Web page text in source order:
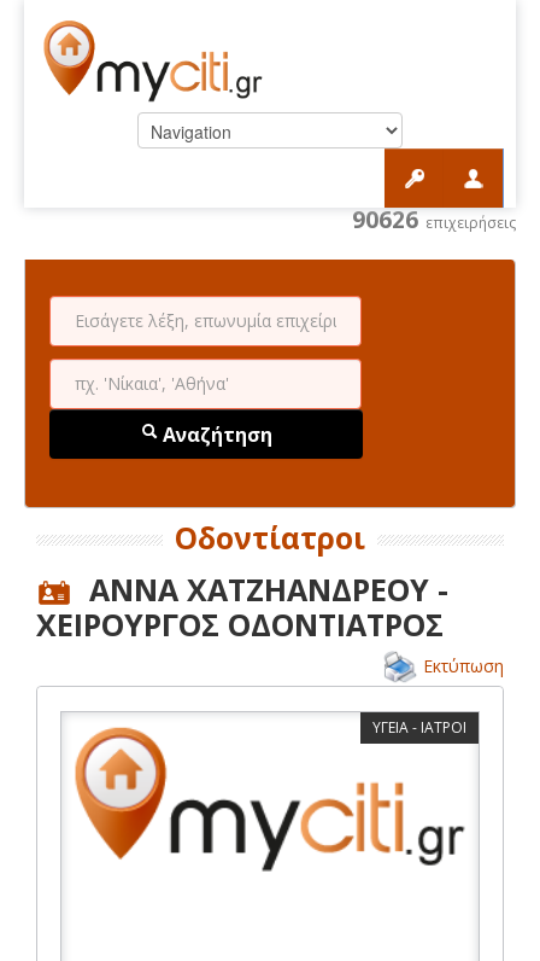
90626 επιχειρήσεις
Αναζήτηση
Οδοντίατροι
ΑΝΝΑ ΧΑΤΖΗΑΝΔΡΕΟΥ -
ΧΕΙΡΟΥΡΓΟΣ ΟΔΟΝΤΙΑΤΡΟΣ
Εκτύπωση
ΥΓΕΙΑ - ΙΑΤΡΟΙ